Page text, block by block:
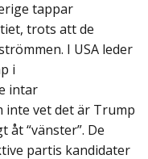
tappar
trots att de
I USA leder
i
intar
inte vet det är Trump
åt “vänster”. De
partis kandidater